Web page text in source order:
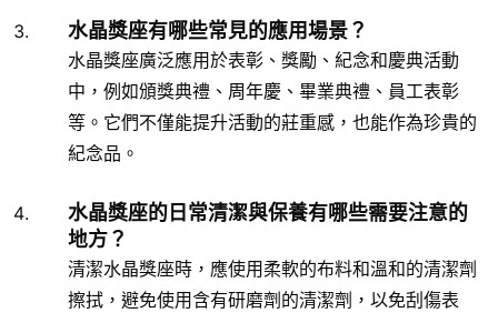
水晶獎座有哪些常見的應用場景？
水晶獎座廣泛應用於表彰、獎勵、紀念和慶典活動
中，例如頒獎典禮、周年慶、畢業典禮、員工表彰
等。它們不僅能提升活動的莊重感，也能作為珍貴的
紀念品。
水晶獎座的日常清潔與保養有哪些需要注意的
地方？
清潔水晶獎座時，應使用柔軟的布料和溫和的清潔劑
擦拭，避免使用含有研磨劑的清潔劑，以免刮傷表